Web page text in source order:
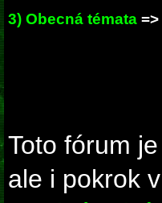
3) Obecná témata
Toto fórum
ale i pokrok